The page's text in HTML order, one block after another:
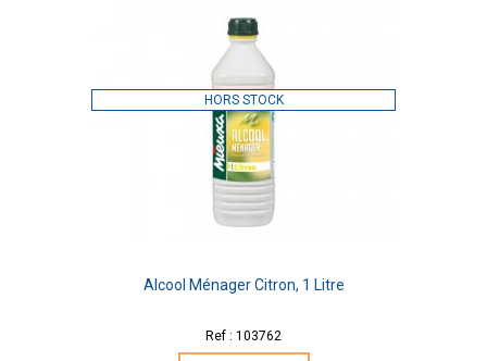
HORS STOCK
Alcool Ménager Citron, 1 Litre
Ref : 103762